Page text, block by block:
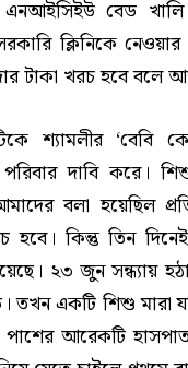
বেড খালি
ক্লিনিকে
টাকা খরচ হবে বলে
শ্যামলীর ‘বেবি
দাবি করে।
বলা হয়েছিল
কিন্তু তিন
২৩ জুন সন্ধ্যায়
তখন একটি শিশু মারা
আরেকটি